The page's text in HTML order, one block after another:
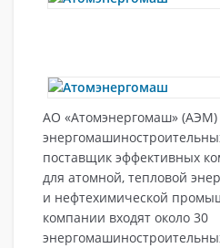
АО «Атомэнергомаш»
поставщик эффективных
для атомной, тепловой
и нефтехимической
компании входят около 30